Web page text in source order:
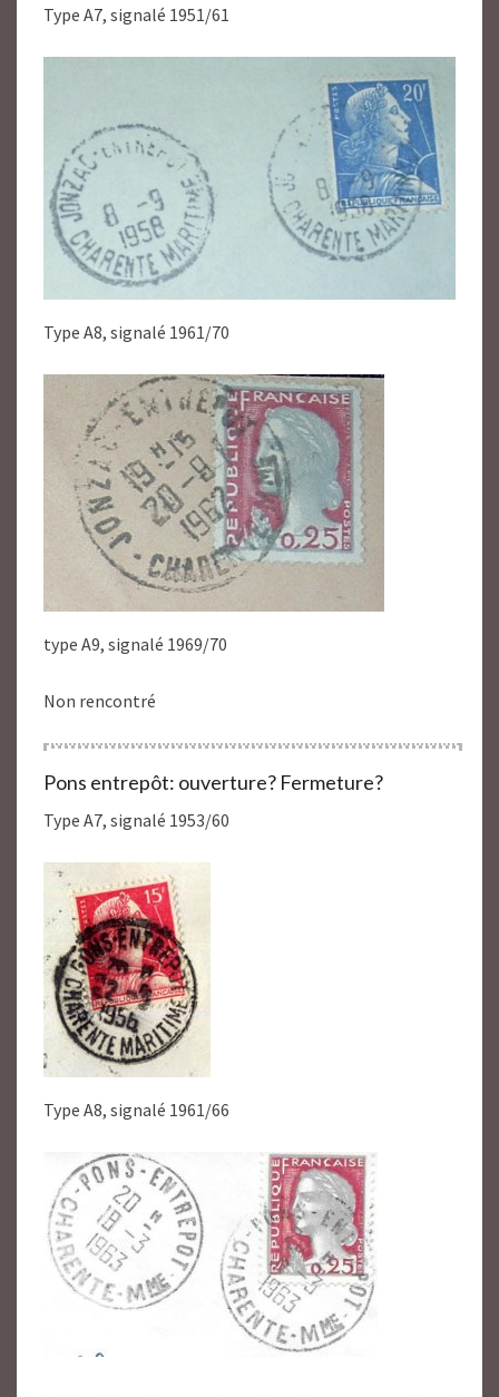
Type A7, signalé 1951/61
Type A8, signalé 1961/70
type A9, signalé 1969/70
Non rencontré
Pons entrepôt: ouverture? Fermeture?
Type A7, signalé 1953/60
Type A8, signalé 1961/66